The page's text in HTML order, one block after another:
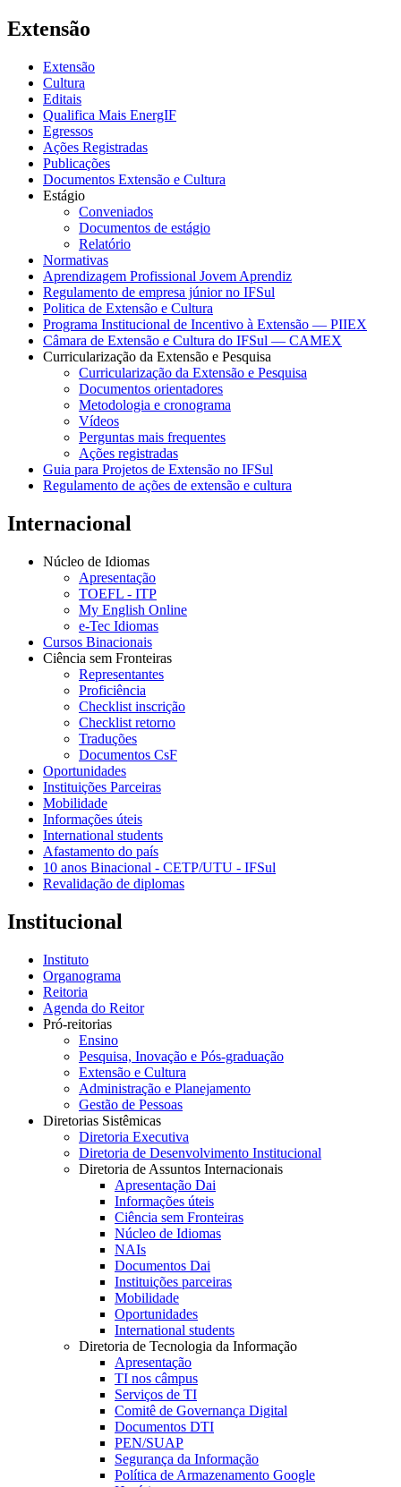
Extensão
Extensão
Cultura
Editais
Qualifica Mais EnergIF
Egressos
Ações Registradas
Publicações
Documentos Extensão e Cultura
Estágio
Conveniados
Documentos de estágio
Relatório
Normativas
Aprendizagem Profissional Jovem Aprendiz
Regulamento de empresa júnior no IFSul
Politica de Extensão e Cultura
Programa Institucional de Incentivo à Extensão — PIIEX
Câmara de Extensão e Cultura do IFSul — CAMEX
Curricularização da Extensão e Pesquisa
Curricularização da Extensão e Pesquisa
Documentos orientadores
Metodologia e cronograma
Vídeos
Perguntas mais frequentes
Ações registradas
Guia para Projetos de Extensão no IFSul
Regulamento de ações de extensão e cultura
Internacional
Núcleo de Idiomas
Apresentação
TOEFL - ITP
My English Online
e-Tec Idiomas
Cursos Binacionais
Ciência sem Fronteiras
Representantes
Proficiência
Checklist inscrição
Checklist retorno
Traduções
Documentos CsF
Oportunidades
Instituições Parceiras
Mobilidade
Informações úteis
International students
Afastamento do país
10 anos Binacional - CETP/UTU - IFSul
Revalidação de diplomas
Institucional
Instituto
Organograma
Reitoria
Agenda do Reitor
Pró-reitorias
Ensino
Pesquisa, Inovação e Pós-graduação
Extensão e Cultura
Administração e Planejamento
Gestão de Pessoas
Diretorias Sistêmicas
Diretoria Executiva
Diretoria de Desenvolvimento Institucional
Diretoria de Assuntos Internacionais
Apresentação Dai
Informações úteis
Ciência sem Fronteiras
Núcleo de Idiomas
NAIs
Documentos Dai
Instituições parceiras
Mobilidade
Oportunidades
International students
Diretoria de Tecnologia da Informação
Apresentação
TI nos câmpus
Serviços de TI
Comitê de Governança Digital
Documentos DTI
PEN/SUAP
Segurança da Informação
Política de Armazenamento Google